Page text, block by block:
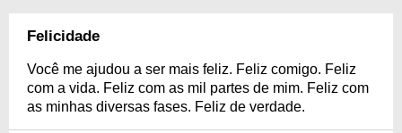
Felicidade
Você me ajudou a ser mais feliz. Feliz comigo. Feliz
com a vida. Feliz com as mil partes de mim. Feliz com
as minhas diversas fases. Feliz de verdade.